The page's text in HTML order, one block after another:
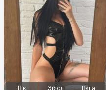
Вік Зріст Вага